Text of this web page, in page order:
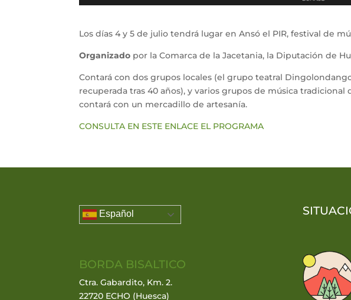
Los días 4 y 5 de julio tendrá lugar en Ansó el PIR, festival de
Organizado por la Comarca de la Jacetania, la Diputación de
Contará con dos grupos locales (el grupo teatral
recuperada tras 40 años), y varios grupos de música tradicional
contará con un mercadillo de artesanía.
CONSULTA EN ESTE ENLACE EL PROGRAMA
Español
BORDA BISALTICO
Ctra. Gabardito, Km. 2.
22720 ECHO (Huesca)